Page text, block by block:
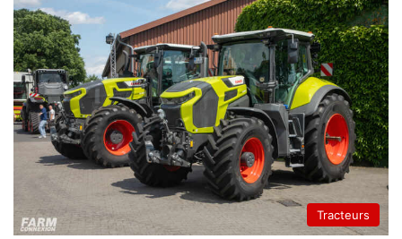
Tracteurs